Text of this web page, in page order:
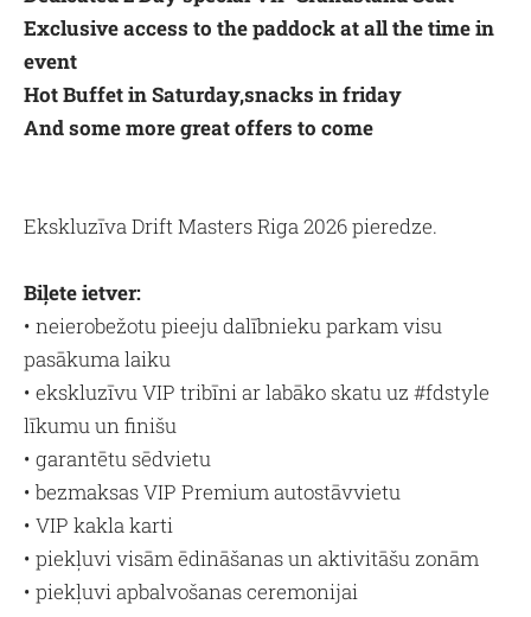
Exclusive access to the paddock at all the time in
event
Hot Buffet in Saturday,snacks in friday
And some more great offers to come
Ekskluzīva Drift Masters Riga 2026 pieredze.
Biļete ietver:
• neierobežotu pieeju dalībnieku parkam visu
pasākuma laiku
• ekskluzīvu VIP tribīni ar labāko skatu uz #fdstyle
līkumu un finišu
• garantētu sēdvietu
• bezmaksas VIP Premium autostāvvietu
• VIP kakla karti
• piekļuvi visām ēdināšanas un aktivitāšu zonām
• piekļuvi apbalvošanas ceremonijai